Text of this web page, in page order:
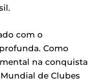
com o
Como
na conquista
de Clubes